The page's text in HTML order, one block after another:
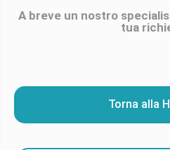
A breve un nostro
tua
Torna alla